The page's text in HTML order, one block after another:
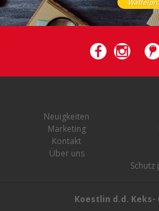
Neuigkeiten
Marketing
Kontakt
Über uns
Koestlin d.d.